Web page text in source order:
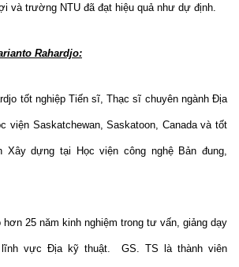
và trường NTU đã đạt hiệu quả như dự định.
Rahardjo:
tốt nghiệp Tiến sĩ, Thạc sĩ chuyên ngành Địa
viện Saskatchewan, Saskatoon, Canada và tốt
Xây dựng tại Học viện công nghệ Bản đung,
hơn 25 năm kinh nghiệm trong tư vấn, giảng dạy
vực Địa kỹ thuật. GS. TS là thành viên